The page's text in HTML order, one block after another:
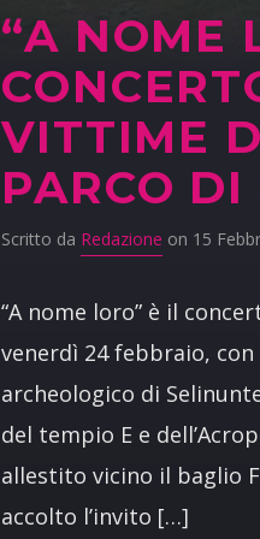
“A NOME
VITTIME
PARCO
Scritto da Redazione on 15
“A nome loro” è il
venerdì 24 febbraio, con
archeologico di
del tempio E e
allestito vicino il baglio
accolto l’invito […]